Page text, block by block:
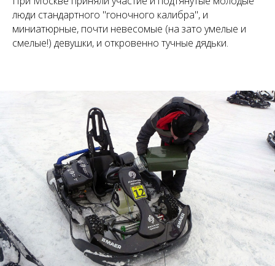
люди стандартного "гоночного калибра", и
миниатюрные, почти невесомые (на зато умелые и
смелые!) девушки, и откровенно тучные дядьки.